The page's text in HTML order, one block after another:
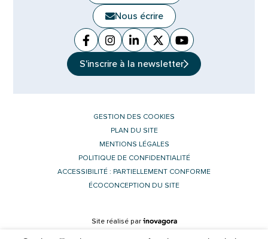
Nous écrire
Facebook
(ouverture dans un nouvel onglet)
Instagram
(ouverture dans un nouvel
Linkedin
(ouverture dans un nouvel
X (Twitter)
(ouverture dans un
YouTube
(ouverture dans
S'inscrire à la newsletter
GESTION DES COOKIES
PLAN DU SITE
MENTIONS LÉGALES
POLITIQUE DE CONFIDENTIALITÉ
ACCESSIBILITÉ : PARTIELLEMENT CONFORME
ÉCOCONCEPTION DU SITE
Site réalisé par Inovagora (ouverture dans un nouvel